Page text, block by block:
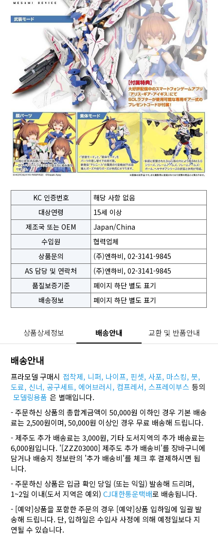
KC 인증번호
해당 사항 없음
대상연령
15세 이상
제조국 또는 OEM
Japan/China
수입원
협력업체
상품문의
(주)엔하비, 02-3141-9845
AS 담당 및 연락처
(주)엔하비, 02-3141-9845
품질보증기준
페이지 하단 별도 표기
배송정보
페이지 하단 별도 표기
상품상세정보 배송안내 교환 및 반품안내
배송안내
프라모델 구매시 접착제, 니퍼, 나이프, 핀셋, 사포, 마스킹, 붓,
도료, 신너, 공구세트, 에어브러시, 컴프레서, 스프레이부스 등의
모델링용품 은 별매입니다.
- 주문하신 상품의 총합계금액이 50,000원 이하인 경우 기본 배송
료는 2,500원이며, 50,000원 이상인 경우 무료 배송해 드립니다.
- 제주도 추가 배송료는 3,000원, 기타 도서지역의 추가 배송료는
6,000원입니다. '[ZZZ03000] 제주도 추가 배송비'를 장바구니에
담거나 배송지 정보란의 '추가 배송비'를 체크 후 결제하시면 됩
니다.
- 주문하신 상품은 입금 확인 당일 (또는 익일) 발송해 드리며,
1~2일 이내(도서 지역은 예외)CJ대한통운택배로 배송됩니다.
- [예약]상품을 포함한 주문의 경우 [예약]상품 입하일에 일괄 발
송해 드립니다. 단, 입하일은 수입사 사정에 의해 예정일보다 지
연될 수 있습니다.